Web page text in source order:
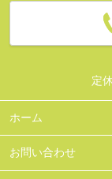
定
ホーム
お問い合わせ